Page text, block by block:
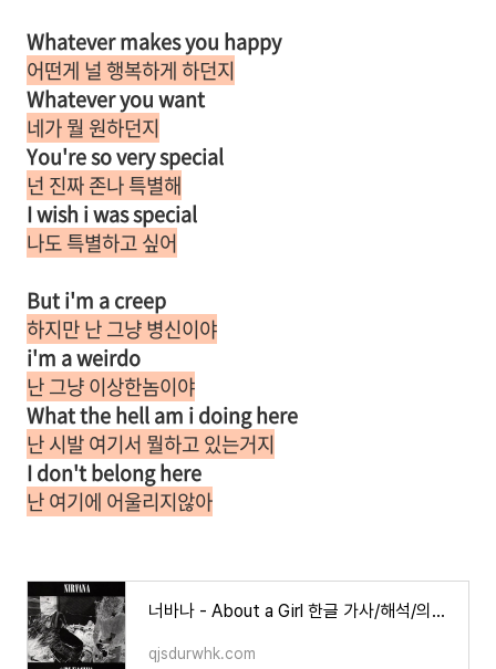
Whatever makes you happy
어떤게 널 행복하게 하던지
Whatever you want
네가 뭘 원하던지
You're so very special
넌 진짜 존나 특별해
I wish i was special
나도 특별하고 싶어
But i'm a creep
하지만 난 그냥 병신이야
i'm a weirdo
난 그냥 이상한놈이야
What the hell am i doing here
난 시발 여기서 뭘하고 있는거지
I don't belong here
난 여기에 어울리지않아
너바나 - About a Girl 한글 가사/해석/의미/뜻
qjsdurwhk.com